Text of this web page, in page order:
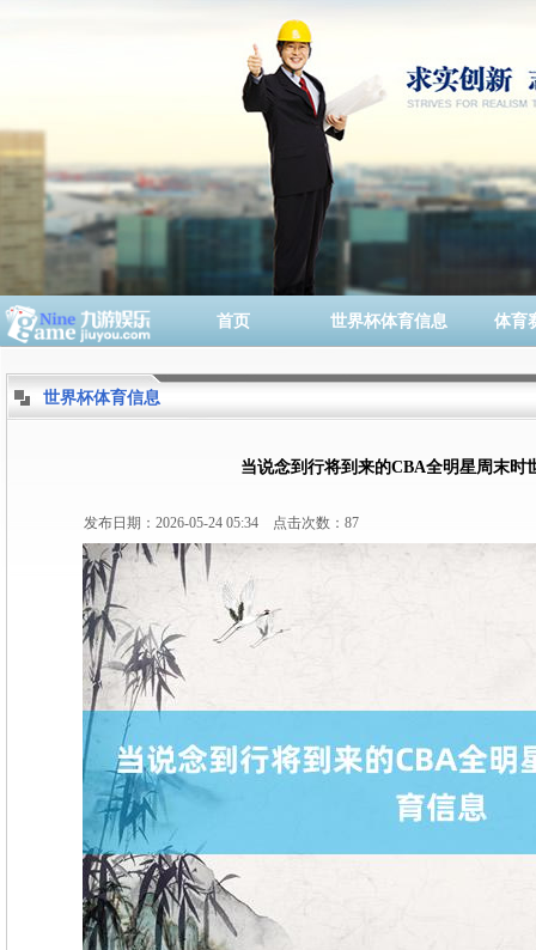
首页 世界杯体育信息 体育
世界杯体育信息
当说念到行将到来的CBA全明星周末时
发布日期：2026-05-24 05:34 点击次数：87